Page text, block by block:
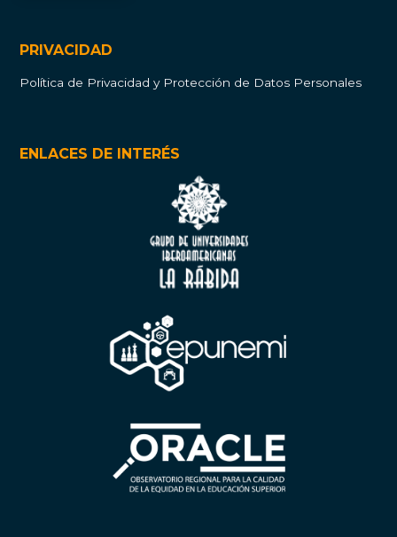
PRIVACIDAD
Política de Privacidad y Protección de Datos Personales
ENLACES DE INTERÉS